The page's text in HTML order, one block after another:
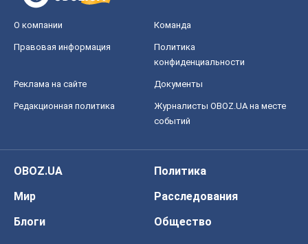
О компании Команда
Правовая информация
Политика
конфиденциальности
Реклама на сайте Документы
Редакционная политика
Журналисты OBOZ.UA на месте
событий
OBOZ.UA
Политика
Мир
Расследования
Блоги
Общество